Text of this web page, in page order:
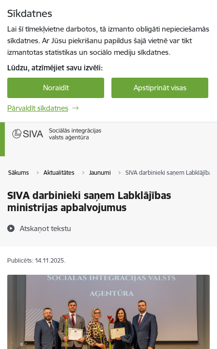
Sīkdatnes
Lai šī tīmekļvietne darbotos, tā izmanto obligāti nepieciešamās
sīkdatnes. Ar Jūsu piekrišanu papildus šajā vietnē var tikt
izmantotas statistikas un sociālo mediju sīkdatnes.
Lūdzu, atzīmējiet savu izvēli:
Noraidīt Apstiprināt visas
Pārvaldīt sīkdatnes
Sākums Aktualitātes Jaunumi SIVA darbinieki saņem
SIVA darbinieki saņem Labklājības
ministrijas apbalvojumus
Atskaņot tekstu
Publicēts: 14.11.2025.